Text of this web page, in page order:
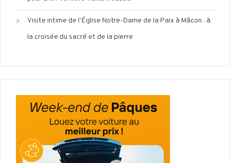
Visite intime de l’Église Notre-Dame de la Paix à Mâcon : à
la croisée du sacré et de la pierre